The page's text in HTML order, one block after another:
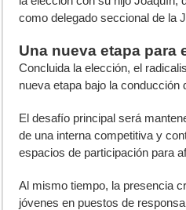
como delegado seccional de la
Una nueva etapa para
Concluida la elección, el
nueva etapa bajo la conducción
El desafío principal será
de una interna competitiva y
espacios de participación para
Al mismo tiempo, la presencia
jóvenes en puestos de